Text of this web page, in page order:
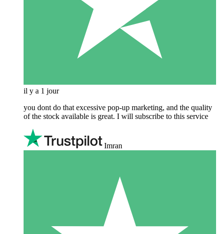
il y a 1 jour
you dont do that excessive pop-up marketing, and the quality
of the stock available is great. I will subscribe to this service
Imran